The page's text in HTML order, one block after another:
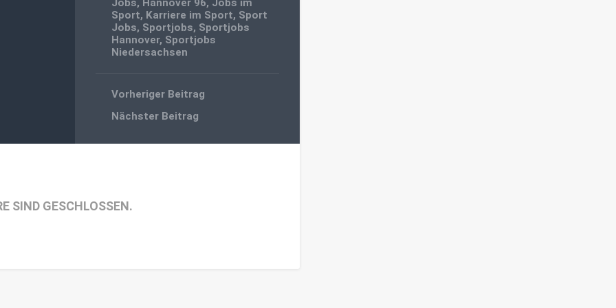
Jobs, Hannover 96, Jobs im
Sport, Karriere im Sport, Sport
Jobs, Sportjobs, Sportjobs
Hannover, Sportjobs
Niedersachsen
Vorheriger Beitrag
Nächster Beitrag
SIND GESCHLOSSEN.